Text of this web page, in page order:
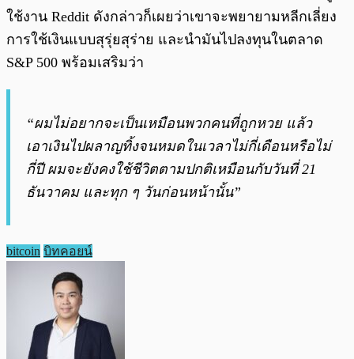
ใช้งาน Reddit ดังกล่าวก็เผยว่าเขาจะพยายามหลีกเลี่ยง
การใช้เงินแบบสุรุ่ยสุร่าย และนำมันไปลงทุนในตลาด
S&P 500 พร้อมเสริมว่า
“ผมไม่อยากจะเป็นเหมือนพวกคนที่ถูกหวย แล้ว
เอาเงินไปผลาญทิ้งจนหมดในเวลาไม่กี่เดือนหรือไม่
กี่ปี ผมจะยังคงใช้ชีวิตตามปกติเหมือนกับวันที่ 21
ธันวาคม และทุก ๆ วันก่อนหน้านั้น”
bitcoin บิทคอยน์